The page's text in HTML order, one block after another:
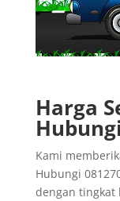
Harga
Kami
Hubungi
dengan tingkat